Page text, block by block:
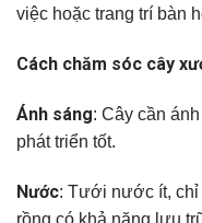
việc hoặc trang trí bàn
Cách chăm sóc cây
Ánh sáng: Cây cần
phát triển tốt.
Nước: Tưới nước ít, chỉ
rồng có khả năng lưu